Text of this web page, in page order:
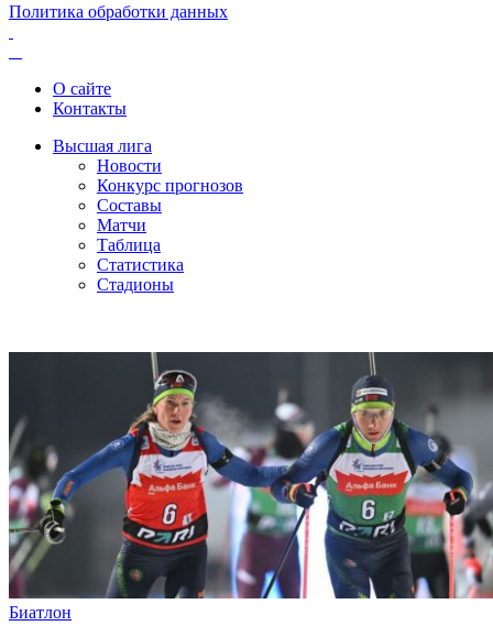
Политика обработки данных
О сайте
Контакты
Высшая лига
Новости
Конкурс прогнозов
Составы
Матчи
Таблица
Статистика
Стадионы
Биатлон